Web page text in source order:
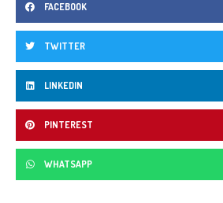
FACEBOOK
TWITTER
LINKEDIN
PINTEREST
WHATSAPP